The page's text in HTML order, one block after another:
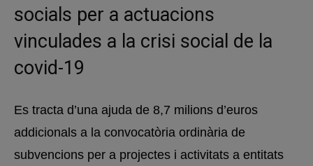
socials per a actuacions
vinculades a la crisi social de la
covid-19
Es tracta d’una ajuda de 8,7 milions d’euros
addicionals a la convocatòria ordinària de
subvencions per a projectes i activitats a entitats